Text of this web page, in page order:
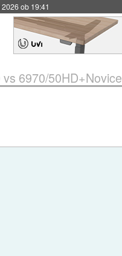
ob 19:41
6970/50HD+Novice